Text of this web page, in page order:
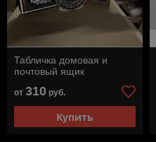
Табличка домовая и
почтовый ящик
от 310 руб.
Купить